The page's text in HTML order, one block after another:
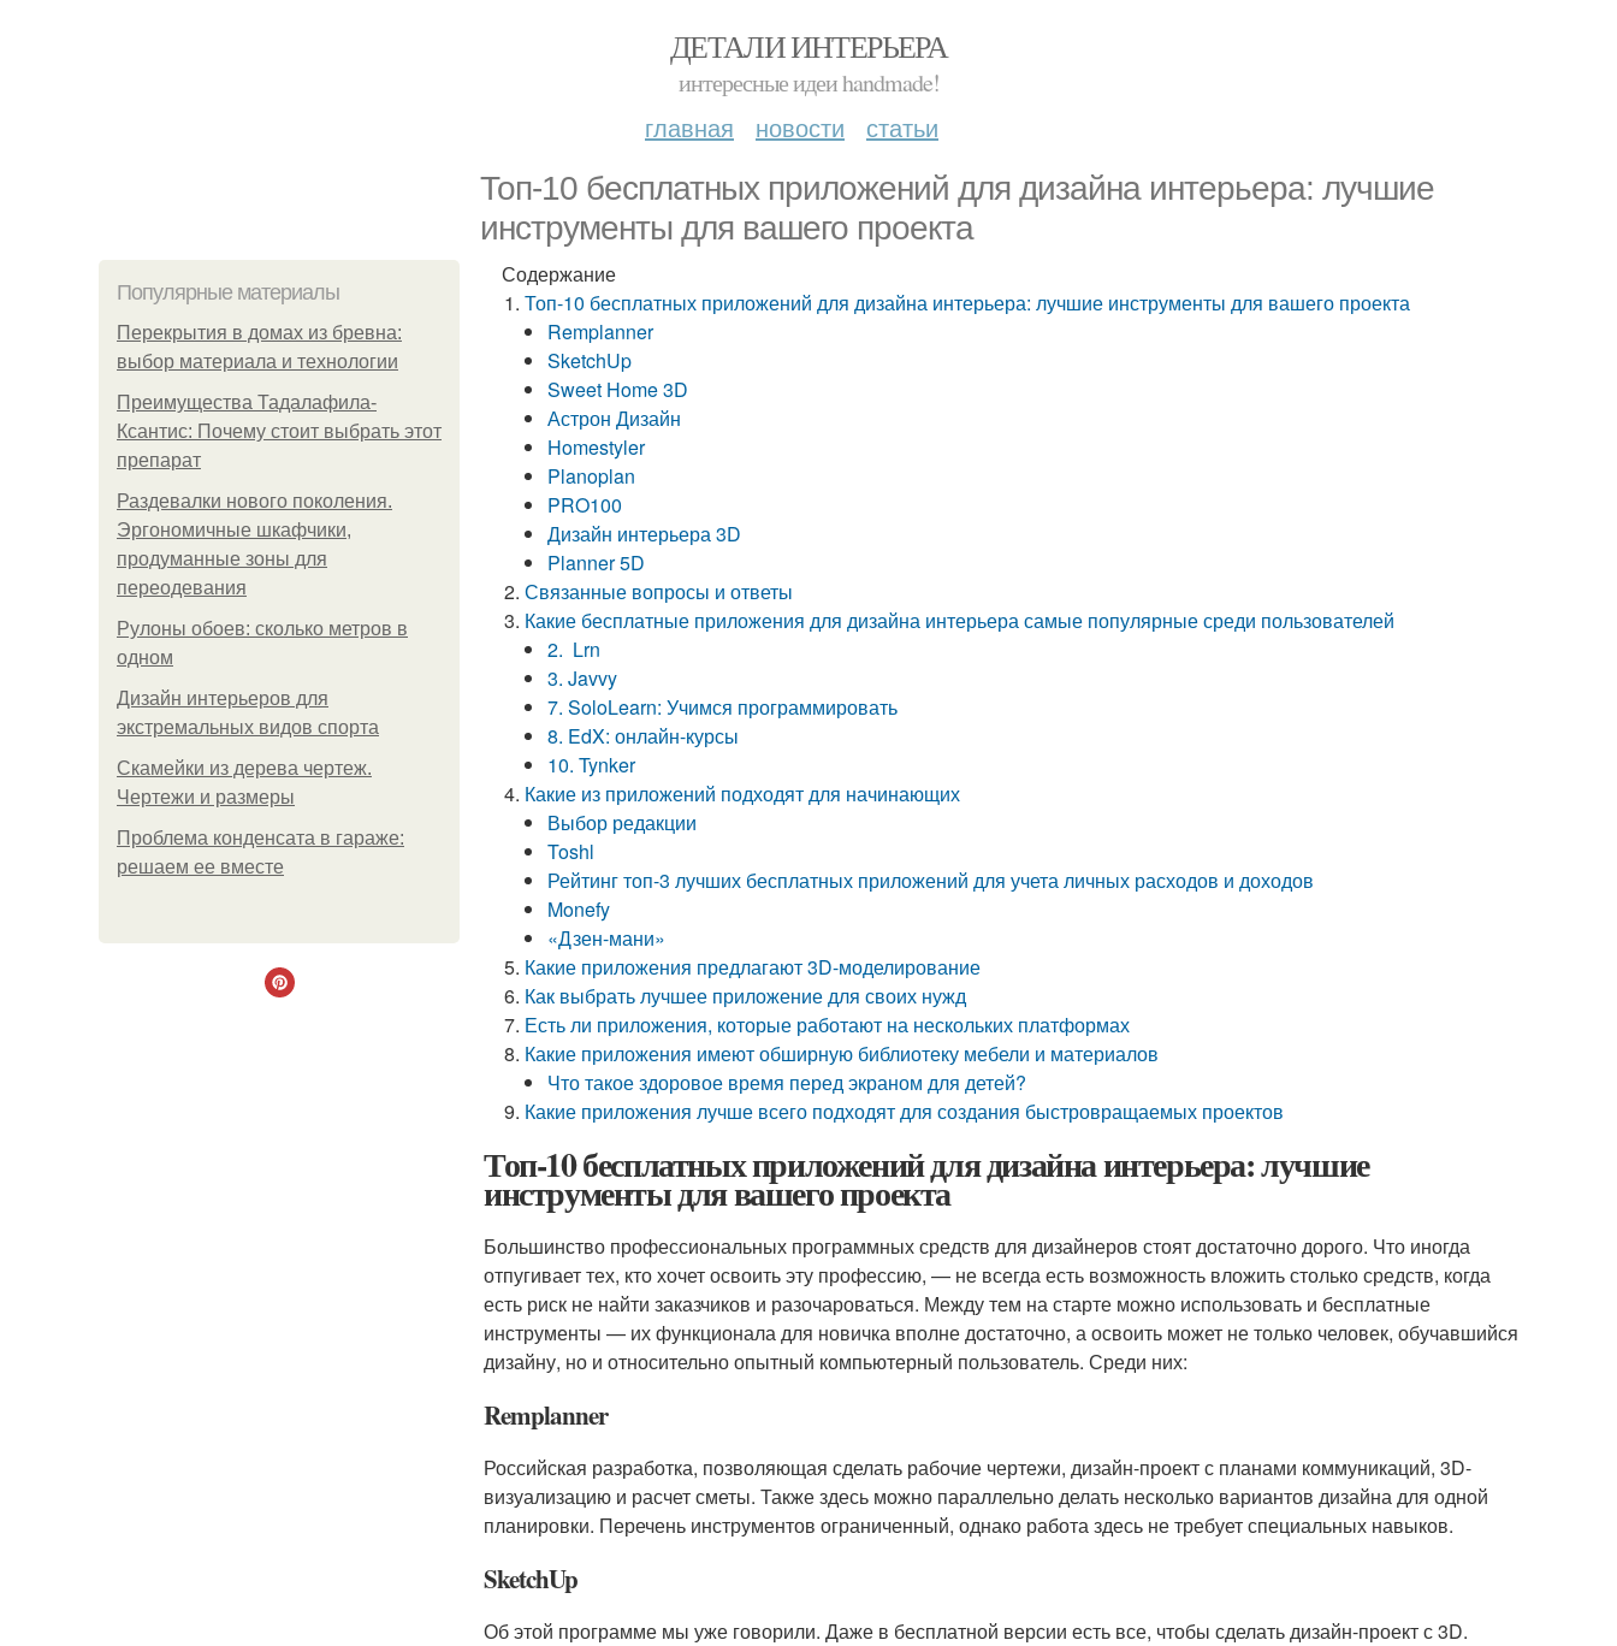
ДЕТАЛИ ИНТЕРЬЕРА
интересные идеи handmade!
главная новости статьи
Топ-10 бесплатных приложений для дизайна интерьера: лучшие
инструменты для вашего проекта
Популярные материалы
Перекрытия в домах из бревна:
выбор материала и технологии
Преимущества Тадалафила-
Ксантис: Почему стоит выбрать этот
препарат
Раздевалки нового поколения.
Эргономичные шкафчики,
продуманные зоны для
переодевания
Рулоны обоев: сколько метров в
одном
Дизайн интерьеров для
экстремальных видов спорта
Скамейки из дерева чертеж.
Чертежи и размеры
Проблема конденсата в гараже:
решаем ее вместе
Содержание
Топ-10 бесплатных приложений для дизайна интерьера: лучшие инструменты для вашего проекта
Remplanner
SketchUp
Sweet Home 3D
Астрон Дизайн
Homestyler
Planoplan
PRO100
Дизайн интерьера 3D
Planner 5D
Связанные вопросы и ответы
Какие бесплатные приложения для дизайна интерьера самые популярные среди пользователей
2. Lrn
3. Javvy
7. SoloLearn: Учимся программировать
8. EdX: онлайн-курсы
10. Tynker
Какие из приложений подходят для начинающих
Выбор редакции
Toshl
Рейтинг топ-3 лучших бесплатных приложений для учета личных расходов и доходов
Monefy
«Дзен-мани»
Какие приложения предлагают 3D-моделирование
Как выбрать лучшее приложение для своих нужд
Есть ли приложения, которые работают на нескольких платформах
Какие приложения имеют обширную библиотеку мебели и материалов
Что такое здоровое время перед экраном для детей?
Какие приложения лучше всего подходят для создания быстровращаемых проектов
Топ-10 бесплатных приложений для дизайна интерьера: лучшие
инструменты для вашего проекта
Большинство профессиональных программных средств для дизайнеров стоят достаточно дорого. Что иногда
отпугивает тех, кто хочет освоить эту профессию, — не всегда есть возможность вложить столько средств, когда
есть риск не найти заказчиков и разочароваться. Между тем на старте можно использовать и бесплатные
инструменты — их функционала для новичка вполне достаточно, а освоить может не только человек, обучавшийся
дизайну, но и относительно опытный компьютерный пользователь. Среди них:
Remplanner
Российская разработка, позволяющая сделать рабочие чертежи, дизайн-проект с планами коммуникаций, 3D-
визуализацию и расчет сметы. Также здесь можно параллельно делать несколько вариантов дизайна для одной
планировки. Перечень инструментов ограниченный, однако работа здесь не требует специальных навыков.
SketchUp
Об этой программе мы уже говорили. Даже в бесплатной версии есть все, чтобы сделать дизайн-проект с 3D.